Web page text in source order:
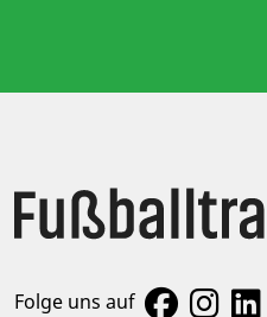
Folge uns auf